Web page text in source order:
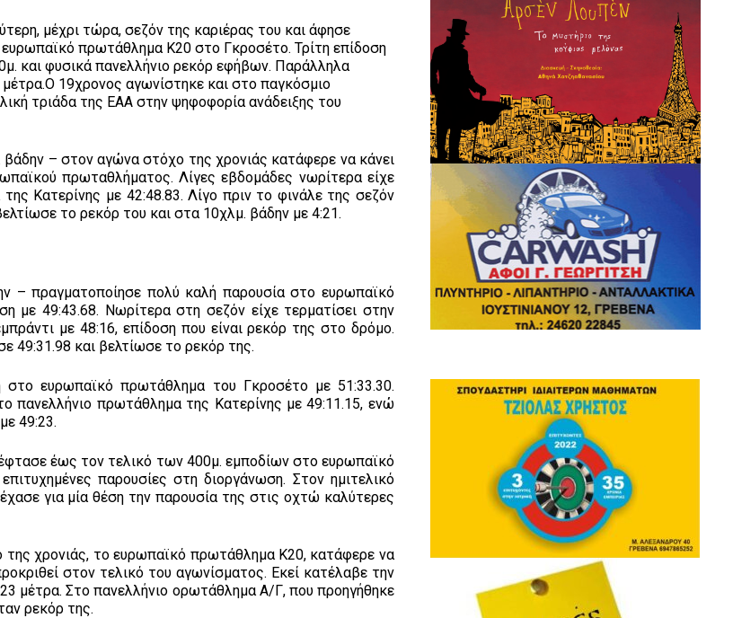
μέχρι τώρα, σεζόν της καριέρας του και άφησε
πρωτάθλημα Κ20 στο Γκροσέτο. Τρίτη επίδοση
και φυσικά πανελλήνιο ρεκόρ εφήβων. Παράλληλα
19χρονος αγωνίστηκε και στο παγκόσμιο
τριάδα της ΕΑΑ στην ψηφοφορία ανάδειξης του
βάδην – στον αγώνα στόχο της χρονιάς κατάφερε να κάνει
πρωταθλήματος. Λίγες εβδομάδες νωρίτερα είχε
Κατερίνης με 42:48.83. Λίγο πριν το φινάλε της σεζόν
το ρεκόρ του και στα 10χλμ. βάδην με 4:21.
– πραγματοποίησε πολύ καλή παρουσία στο ευρωπαϊκό
49:43.68. Νωρίτερα στη σεζόν είχε τερματίσει στην
με 48:16, επίδοση που είναι ρεκόρ της στο δρόμο.
49:31.98 και βελτίωσε το ρεκόρ της.
ευρωπαϊκό πρωτάθλημα του Γκροσέτο με 51:33.30.
πανελλήνιο πρωτάθλημα της Κατερίνης με 49:11.15, ενώ
49:23.
έως τον τελικό των 400μ. εμποδίων στο ευρωπαϊκό
παρουσίες στη διοργάνωση. Στον ημιτελικό
για μία θέση την παρουσία της στις οχτώ καλύτερες
χρονιάς, το ευρωπαϊκό πρωτάθλημα Κ20, κατάφερε να
στον τελικό του αγωνίσματος. Εκεί κατέλαβε την
μέτρα. Στο πανελλήνιο ορωτάθλημα Α/Γ, που προηγήθηκε
ρεκόρ της.